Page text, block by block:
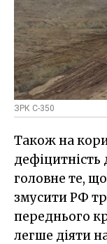
ЗРК С-350
Також на
дефіцитність
головне те,
змусити РФ
переднього
легше діяти